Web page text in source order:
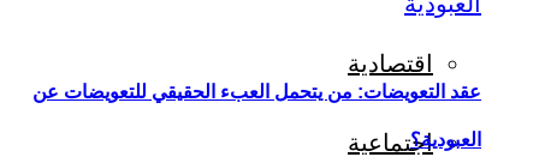
اقتصادية
اجتماعية
عقد التعويضات: من يتحمل العبء الحقيقي للتعويضات عن
العبودية؟